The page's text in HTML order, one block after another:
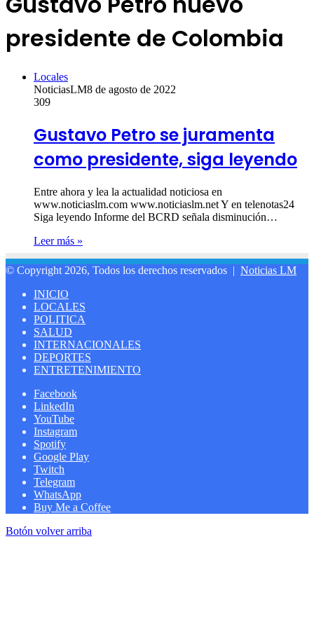
presidente de Colombia
Locales
NoticiasLM8 de agosto de 2022
309
Gustavo Petro se juramenta
como presidente, siga leyendo
Entre ahora y lea la actualidad noticiosa en
www.noticiaslm.com www.noticiaslm.net Y en telenotas24
Siga leyendo Informe del BCRD señala disminución…
Leer más »
© Copyright 2026, Todos los derechos reservados | Noticias LM
INICIO
LOCALES
POLITICA
SALUD
INTERNACIONALES
DEPORTES
ENTRETENIMIENTO
Facebook
LinkedIn
YouTube
Instagram
Spotify
Google Play
Twitch
Telegram
WhatsApp
Buy Me a Coffee
Botón volver arriba